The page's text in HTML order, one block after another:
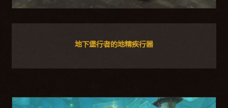
地下堡行者的地精疾行器